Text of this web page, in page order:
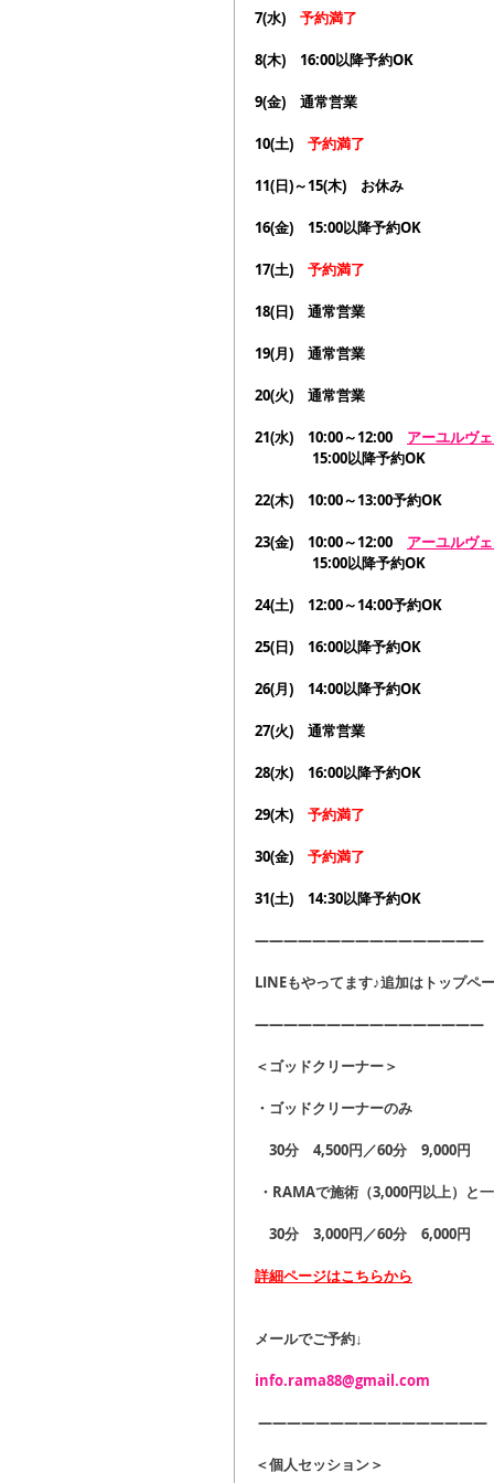
7(水) 予約満了
8(木)　16:00以降予約OK
9(金)　通常営業
10(土) 予約満了
11(日)～15(木)　お休み
16(金)　15:00以降予約OK
17(土) 予約満了
18(日)　通常営業
19(月)　通常営業
20(火)　通常営業
21(水)　10:00～12:00 アーユルヴ
15:00以降予約OK
22(木)　10:00～13:00予約OK
23(金)　10:00～12:00 アーユルヴ
15:00以降予約OK
24(土)　12:00～14:00予約OK
25(日)　16:00以降予約OK
26(月)　14:00以降予約OK
27(火)　通常営業
28(水)　16:00以降予約OK
29(木) 予約満了
30(金) 予約満了
31(土) 14:30以降予約OK
――――――――――――――――
LINEもやってます♪追加はトップペ
――――――――――――――――
＜ゴッドクリーナー＞
・ゴッドクリーナーのみ
30分　4,500円／60分　9,000円
・RAMAで施術（3,000円以上）と
30分　3,000円／60分　6,000円
詳細ページはこちらから
メールでご予約↓
info.rama88@gmail.com
――――――――――――――――
＜個人セッション＞